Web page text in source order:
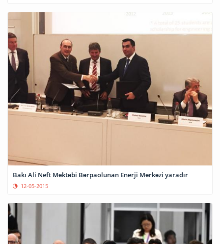
Bakı Ali Neft Məktəbi Bərpaolunan Enerji Mərkəzi yaradır
12-05-2015